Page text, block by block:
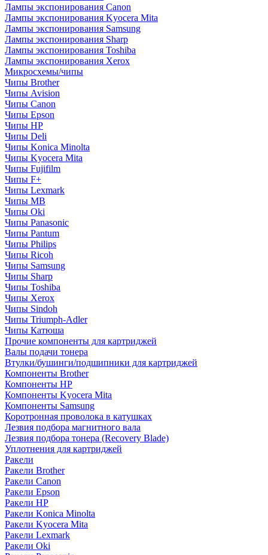
Лампы экспонирования Canon
Лампы экспонирования Kyocera Mita
Лампы экспонирования Samsung
Лампы экспонирования Sharp
Лампы экспонирования Toshiba
Лампы экспонирования Xerox
Микросхемы/чипы
Чипы Brother
Чипы Avision
Чипы Canon
Чипы Epson
Чипы HP
Чипы Deli
Чипы Konica Minolta
Чипы Kyocera Mita
Чипы Fujifilm
Чипы F+
Чипы Lexmark
Чипы MB
Чипы Oki
Чипы Panasonic
Чипы Pantum
Чипы Philips
Чипы Ricoh
Чипы Samsung
Чипы Sharp
Чипы Toshiba
Чипы Xerox
Чипы Sindoh
Чипы Triumph-Adler
Чипы Катюша
Прочие компоненты для картриджей
Валы подачи тонера
Втулки/бушинги/подшипники для картриджей
Компоненты Brother
Компоненты HP
Компоненты Kyocera Mita
Компоненты Samsung
Коротронная проволока в катушках
Лезвия подбора магнитного вала
Лезвия подбора тонера (Recovery Blade)
Уплотнения для картриджей
Ракели
Ракели Brother
Ракели Canon
Ракели Epson
Ракели HP
Ракели Konica Minolta
Ракели Kyocera Mita
Ракели Lexmark
Ракели Oki